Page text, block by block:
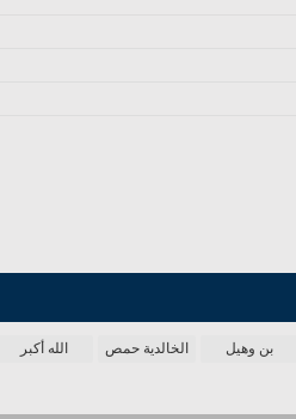
بن وهيل الخالدية حمص الله أكبر